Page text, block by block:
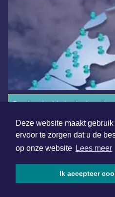
Deze website maakt
ervoor te zorgen dat u de
op onze website Lees meer
Ik accepteer
Overige dagbladen in de regio
Algemene voorwaarden
Disclaimer